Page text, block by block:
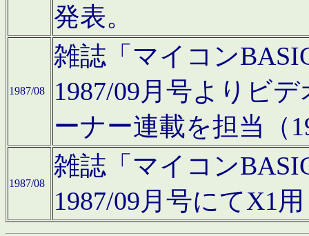
発表。
1987/08
雑誌「マイコン
1987/09月号よりビ
ーナー連載を担当（
1987/08
雑誌「マイコン
1987/09月号にてX1